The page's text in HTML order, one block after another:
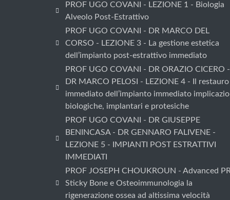
PROF UGO COVANI - LEZIONE 1 - Biologia
Alveolo Post-Estrattivo
PROF UGO COVANI - DR MARCO DEL
CORSO - LEZIONE 3 - La gestione estetica
dell’impianto post-estrattivo immediato
PROF UGO COVANI - DR ORAZIO CICERO -
DR MARCO PELOSI - LEZIONE 4 - Il restauro
immediato dell’impianto immediato
biologiche, implantari e protesiche
PROF UGO COVANI - DR GIUSEPPE
BENINCASA - DR GENNARO FALIVENE -
LEZIONE 5 - IMPIANTI POST ESTRATTIVI
IMMEDIATI
PROF JOSEPH CHOUKROUN - Advanced
Sticky Bone e Osteoimmunologia la
rigenerazione ossea ad altissima velocità